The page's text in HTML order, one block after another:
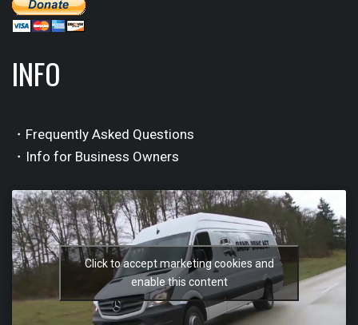
INFO
・Frequently Asked Questions
・Info for Business Owners
Click to accept marketing cookies and
enable this content